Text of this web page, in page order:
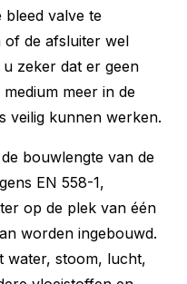
valve te
of de afsluiter wel
zeker dat er geen
meer in de
veilig kunnen werken.
bouwlengte van de
EN 558-1,
op de plek van één
worden ingebouwd.
water, stoom, lucht,